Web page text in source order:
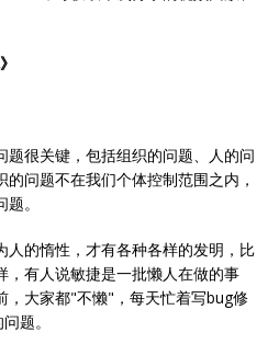
题很关键，包括组织的问题、人的问
问题不在我们个体控制范围之内，
。
人的惰性，才有各种各样的发明，比
，有人说敏捷是一批懒人在做的事
，大家都"不懒"，每天忙着写bug修
题。